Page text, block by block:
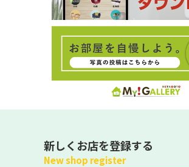
新しくお店を登録する
New shop register